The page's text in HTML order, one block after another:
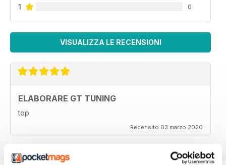
1 0
VISUALIZZA LE RECENSIONI
ELABORARE GT TUNING
top
Recensito 03 marzo 2020